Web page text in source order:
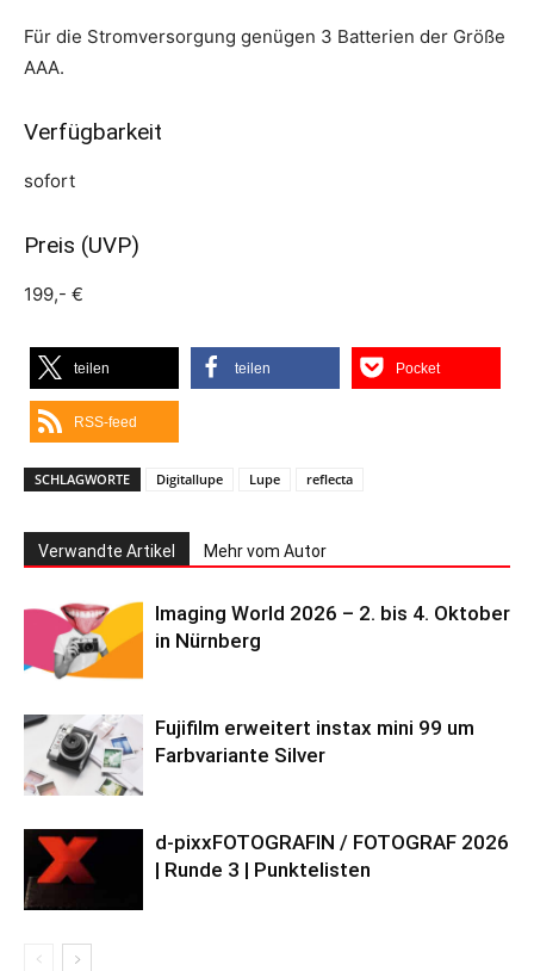
Für die Stromversorgung genügen 3 Batterien der Größe
AAA.
Verfügbarkeit
sofort
Preis (UVP)
199,- €
teilen teilen Pocket
RSS-feed
SCHLAGWORTE Digitallupe Lupe reflecta
Verwandte Artikel Mehr vom Autor
Imaging World 2026 – 2. bis 4. Oktober
in Nürnberg
Fujifilm erweitert instax mini 99 um
Farbvariante Silver
d-pixxFOTOGRAFIN / FOTOGRAF 2026
| Runde 3 | Punktelisten